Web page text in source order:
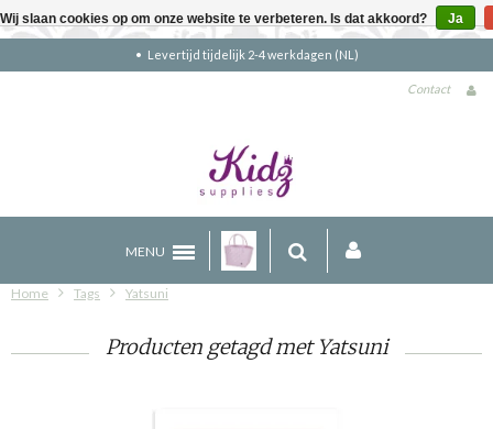
Levertijd tijdelijk 2-4 werkdagen (NL)
Contact
MENU
Home Tags Yatsuni
Producten getagd met Yatsuni
Wij slaan cookies op om onze website te verbeteren. Is dat akkoord? Ja